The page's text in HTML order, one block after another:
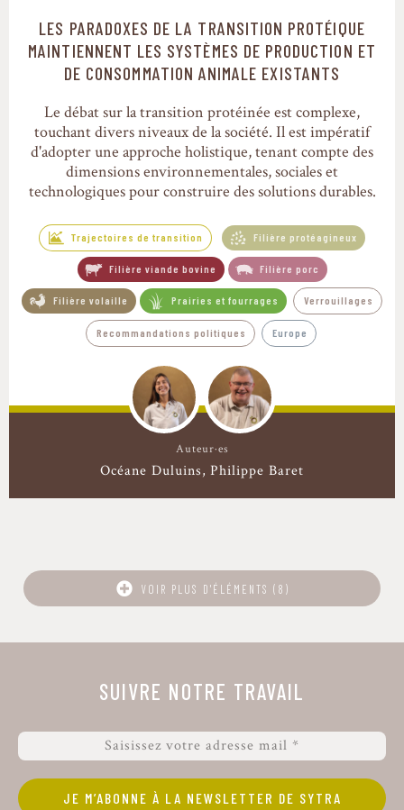
Trajectoires de transition
LES PARADOXES DE LA TRANSITION PROTÉIQUE
MAINTIENNENT LES SYSTÈMES DE PRODUCTION ET
DE CONSOMMATION ANIMALE EXISTANTS
Le débat sur la transition protéinée est complexe,
touchant divers niveaux de la société. Il est impératif
d'adopter une approche holistique, tenant compte des
dimensions environnementales, sociales et
technologiques pour construire des solutions durables.
Trajectoires de transition Filière protéagineux
Filière viande bovine Filière porc
Filière volaille Prairies et fourrages Verrouillages
Recommandations politiques Europe
Auteur·es
Océane Duluins Philippe Baret
VOIR PLUS D'ÉLÉMENTS (8)
SUIVRE NOTRE TRAVAIL